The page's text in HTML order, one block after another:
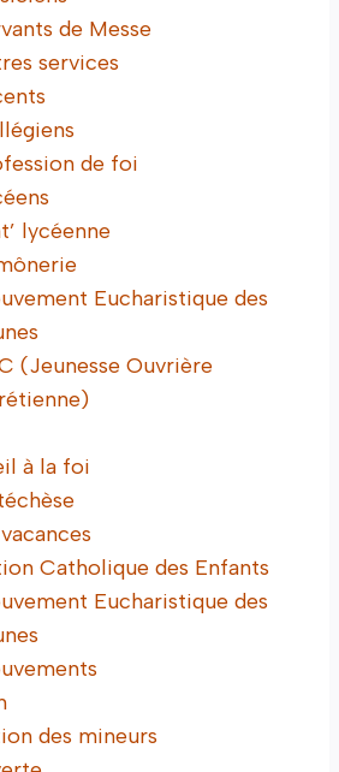
de Messe
services
de foi
lycéenne
Eucharistique des
(Jeunesse Ouvrière
à la foi
Catholique des Enfants
Eucharistique des
des mineurs